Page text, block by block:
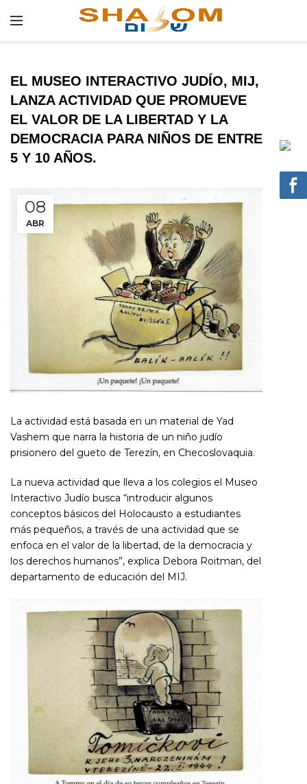
EL MUSEO INTERACTIVO JUDÍO, MIJ,
LANZA ACTIVIDAD QUE PROMUEVE
EL VALOR DE LA LIBERTAD Y LA
DEMOCRACIA PARA NIÑOS DE ENTRE
5 Y 10 AÑOS.
08
ABR
La actividad está basada en un material de Yad
Vashem que narra la historia de un niño judío
prisionero del gueto de Terezín, en Checoslovaquia.
La nueva actividad que lleva a los colegios el Museo
Interactivo Judío busca “introducir algunos
conceptos básicos del Holocausto a estudiantes
más pequeños, a través de una actividad que se
enfoca en el valor de la libertad, de la democracia y
los derechos humanos”, explica Debora Roitman, del
departamento de educación del MIJ.